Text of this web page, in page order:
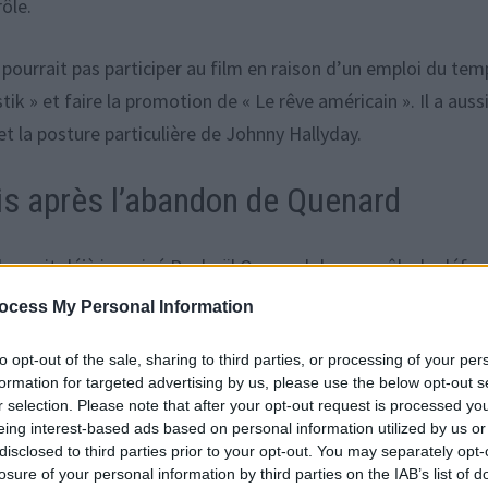
My Personal Information
opt-out of the sale, sharing to third parties, or processing of your
for targeted advertising by us, please use the below opt-out
selection. Please note that after your opt-out request is processed
interest-based ads based on personal information utilized by us
to third parties prior to your opt-out. You may separately
of your personal information by third parties on the IAB’s list of
pas participer au film en raison d’un emploi du
» et faire la promotion de « Le rêve américain ». Il a aussi
la posture particulière de Johnny Hallyday.
l’abandon de Quenard
avait déjà imaginé Raphaël Quenard dans ce rôle, le
enthousiasme, disant avoir été séduite par son jeu et
de temps. Elle a rapidement pris la route de Paris pour
a décidé de faire appel à Benjamin Voisin, un acteur
».